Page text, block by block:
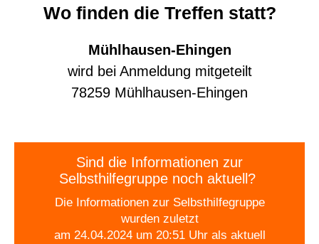
Wo finden die Treffen statt?
Mühlhausen-Ehingen
wird bei Anmeldung mitgeteilt
78259 Mühlhausen-Ehingen
Sind die Informationen zur
Selbsthilfegruppe noch aktuell?
Die Informationen zur Selbsthilfegruppe
wurden zuletzt
am 24.04.2024 um 20:51 Uhr als aktuell